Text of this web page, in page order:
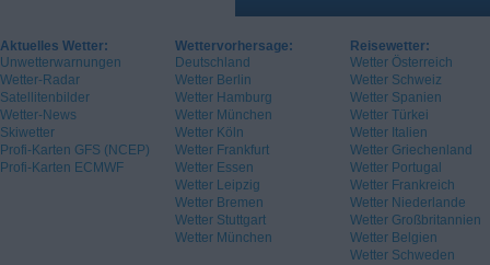
Aktuelles Wetter:
Unwetterwarnungen
Wetter-Radar
Satellitenbilder
Wetter-News
Skiwetter
Profi-Karten GFS (NCEP)
Profi-Karten ECMWF
Wettervorhersage:
Deutschland
Wetter Berlin
Wetter Hamburg
Wetter München
Wetter Köln
Wetter Frankfurt
Wetter Essen
Wetter Leipzig
Wetter Bremen
Wetter Stuttgart
Wetter München
Reisewetter:
Wetter Österreich
Wetter Schweiz
Wetter Spanien
Wetter Türkei
Wetter Italien
Wetter Griechenland
Wetter Portugal
Wetter Frankreich
Wetter Niederlande
Wetter Großbritannien
Wetter Belgien
Wetter Schweden